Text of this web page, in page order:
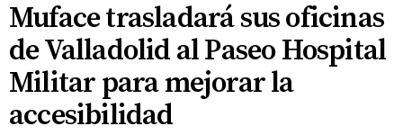
Muface trasladará sus oficinas
de Valladolid al Paseo Hospital
Militar para mejorar la
accesibilidad